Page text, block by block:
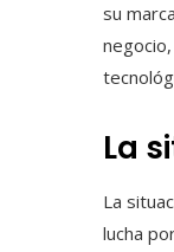
su
La
La
lucha